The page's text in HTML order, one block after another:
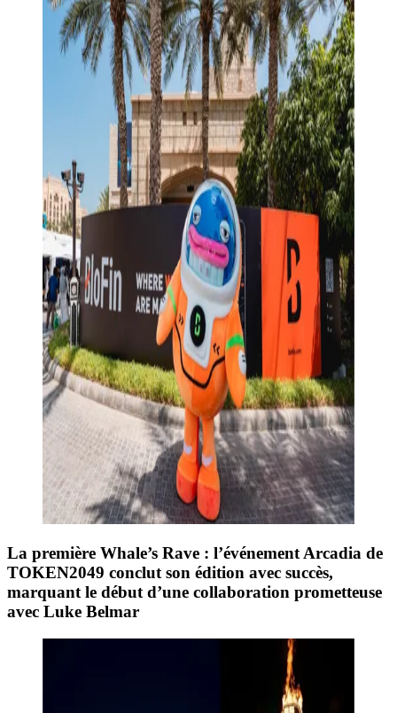
La première Whale’s Rave : l’événement Arcadia de
TOKEN2049 conclut son édition avec succès,
marquant le début d’une collaboration prometteuse
avec Luke Belmar